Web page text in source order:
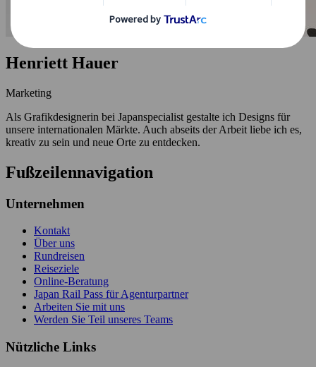
Henriett Hauer
Marketing
Als Grafikdesignerin bei Japanspecialist gestalte ich Designs für
unsere internationalen Märkte. Auch abseits der Arbeit liebe ich es,
kreativ zu sein und neue Orte zu entdecken.
Fußzeilennavigation
Unternehmen
Kontakt
Über uns
Rundreisen
Reiseziele
Online-Beratung
Japan Rail Pass für Agenturpartner
Arbeiten Sie mit uns
Werden Sie Teil unseres Teams
Nützliche Links